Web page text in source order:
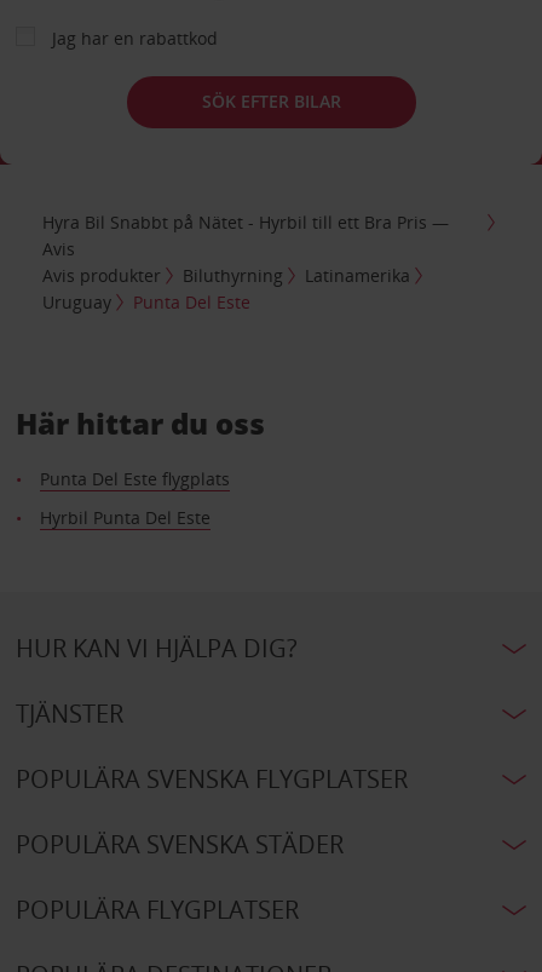
Jag har en rabattkod
SÖK EFTER BILAR
Hyra Bil Snabbt på Nätet - Hyrbil till ett Bra Pris —
Avis
Avis produkter
Biluthyrning
Latinamerika
Uruguay
Punta Del Este
Här hittar du oss
Punta Del Este flygplats
Hyrbil Punta Del Este
HUR KAN VI HJÄLPA DIG?
TJÄNSTER
POPULÄRA SVENSKA FLYGPLATSER
POPULÄRA SVENSKA STÄDER
POPULÄRA FLYGPLATSER